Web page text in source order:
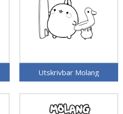
Utskrivbar Molang